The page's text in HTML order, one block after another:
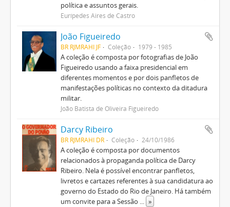
política e assuntos gerais.
Eurípedes Aires de Castro
João Figueiredo
BR RJMRAHI JF Coleção 1979 - 1985
A coleção é composta por fotografias de João
Figueiredo usando a faixa presidencial em
diferentes momentos e por dois panfletos de
manifestações políticas no contexto da ditadura
militar.
João Batista de Oliveira Figueiredo
Darcy Ribeiro
BR RJMRAHI DR Coleção 24/10/1986
A coleção é composta por documentos
relacionados à propaganda política de Darcy
Ribeiro. Nela é possível encontrar panfletos,
livretos e cartazes referentes à sua candidatura ao
governo do Estado do Rio de Janeiro. Há também
um convite para a Sessão ... »